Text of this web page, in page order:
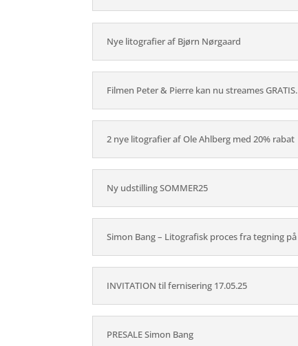
Nye litografier af Bjørn Nørgaard
Filmen Peter & Pierre kan nu streames
2 nye litografier af Ole Ahlberg med 20% rabat
Ny udstilling SOMMER25
Simon Bang – Litografisk proces fra tegning
INVITATION til fernisering 17.05.25
PRESALE Simon Bang